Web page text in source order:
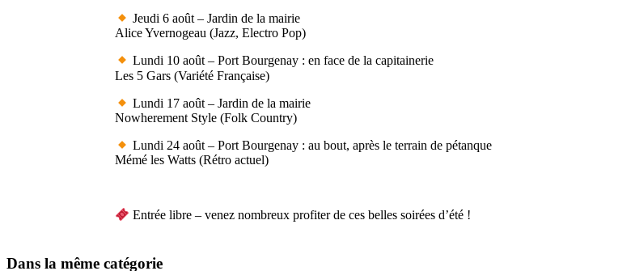
Jeudi 6 août – Jardin de la mairie
Alice Yvernogeau (Jazz, Electro Pop)
Lundi 10 août – Port Bourgenay : en face de la capitainerie
Les 5 Gars (Variété Française)
Lundi 17 août – Jardin de la mairie
Nowherement Style (Folk Country)
Lundi 24 août – Port Bourgenay : au bout, après le terrain de pétanque
Mémé les Watts (Rétro actuel)
Entrée libre – venez nombreux profiter de ces belles soirées d’été !
Dans la même catégorie